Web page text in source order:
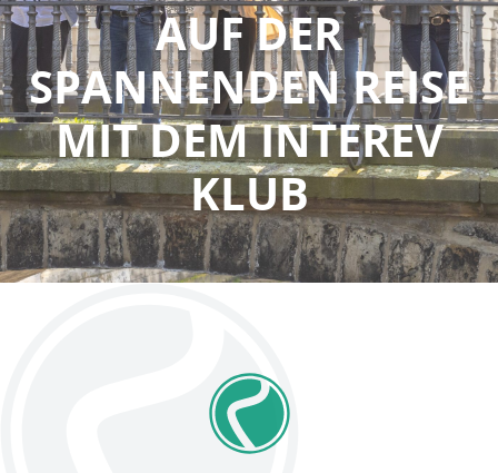
AUF DER
SPANNENDEN REISE
MIT DEM INTEREV
KLUB